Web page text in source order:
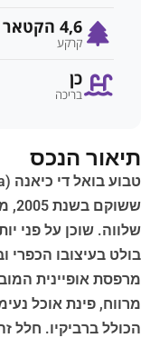
4,6 הקטאר
קרקע
כן
בריכה
תיאור הנכס
בולט בעיצובו הכפרי
מרפסת אופיינית
מרווח, פינת אוכל
הכולל ברביקיו. חלל